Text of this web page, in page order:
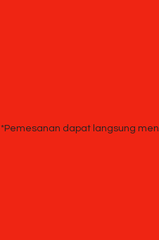
*Pemesanan dapat langsung